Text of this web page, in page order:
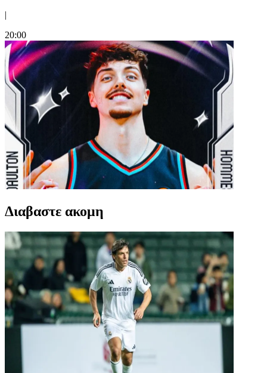
|
20:00
Διαβαστε ακομη